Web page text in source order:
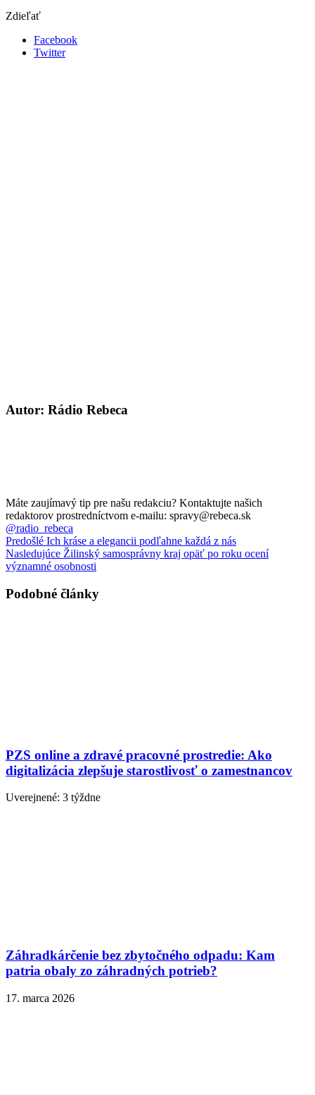
Zdieľať
Facebook
Twitter
Autor: Rádio Rebeca
Máte zaujímavý tip pre našu redakciu? Kontaktujte našich
redaktorov prostredníctvom e-mailu: spravy@rebeca.sk
@radio_rebeca
Predošlé Ich kráse a elegancii podľahne každá z nás
Nasledujúce Žilinský samosprávny kraj opäť po roku ocení
významné osobnosti
Podobné články
PZS online a zdravé pracovné prostredie: Ako
digitalizácia zlepšuje starostlivosť o zamestnancov
Uverejnené: 3 týždne
Záhradkárčenie bez zbytočného odpadu: Kam
patria obaly zo záhradných potrieb?
17. marca 2026